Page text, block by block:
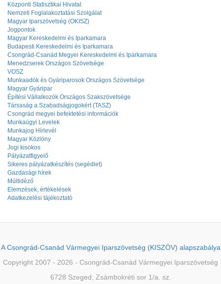
Központi Statisztikai Hivatal
Nemzeti Foglalakoztatási Szolgálat
Magyar Iparszövetség (OKISZ)
Jogpontok
Magyar Kereskedelmi és Iparkamara
Budapesti Kereskedelmi és Iparkamara
Csongrád-Csanád Megyei Kereskedelmi és Iparkamara
Menedzserek Országos Szövetsége
VOSZ
Munkaadók és Gyáriparosok Országos Szövetsége
Magyar Gyáripar
Építési Vállalkozók Országos Szakszövetsége
Társaság a Szabadságjogokért (TASZ)
Csongrád megyei befektetési információk
Munkaügyi Levelek
Munkajog Hírlevél
Magyar Közlöny
Jogi kisokos
Pályázatfigyelő
Sikeres pályázatkészítés (segédlet)
Gazdasági hírek
Múltidéző
Elemzések, értékelések
Adatkezelési tájékoztató
A Csongrád-Csanád Vármegyei Iparszövetség (KISZÖV) alapszabálya
Copyright 2007 - 2026 - Csongrád-Csanád Vármegyei Iparszövetség
6728 Szeged, Zsámbokréti sor 1/a. sz.